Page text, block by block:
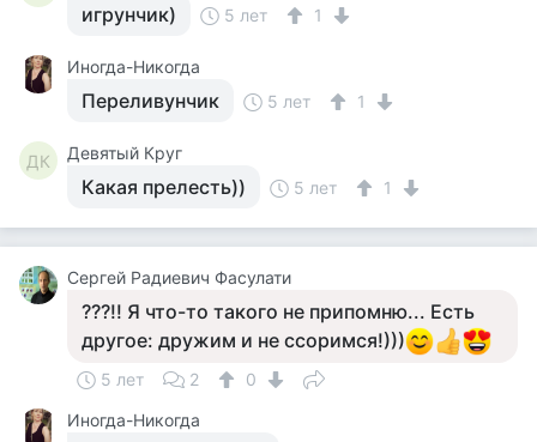
игрунчик) 5 лет 1
Иногда-Никогда
Переливунчик 5 лет 1
ДК Девятый Круг
Какая прелесть)) 5 лет 1
Сергей Радиевич Фасулати
???!! Я что-то такого не припомню... Есть
другое: дружим и не ссоримся!)))
5 лет 2
0
Иногда-Никогда